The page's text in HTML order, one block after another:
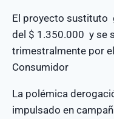
El proyecto sustituto
del $ 1.350.000 y se
trimestralmente por
Consumidor
La polémica
impulsado en